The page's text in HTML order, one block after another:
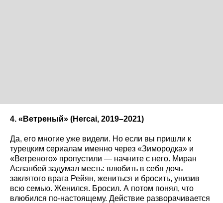
4. «Ветреный» (Hercai, 2019–2021)
Да, его многие уже видели. Но если вы пришли к
турецким сериалам именно через «Зимородка» и
«Ветреного» пропустили — начните с него. Миран
Асланбей задумал месть: влюбить в себя дочь
заклятого врага Рейян, жениться и бросить, унизив
всю семью. Женился. Бросил. А потом понял, что
влюбился по-настоящему. Действие разворачивается